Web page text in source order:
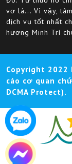
vơ lá... Vì vậy,
dịch vụ tốt nhất
hương Minh Trí
Copyright 2022
cáo cơ quan
DCMA Protect).
Up